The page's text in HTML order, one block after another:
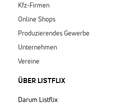
Kfz-Firmen
Online Shops
Produzierendes Gewerbe
Unternehmen
Vereine
ÜBER LISTFLIX​
Darum Listflix